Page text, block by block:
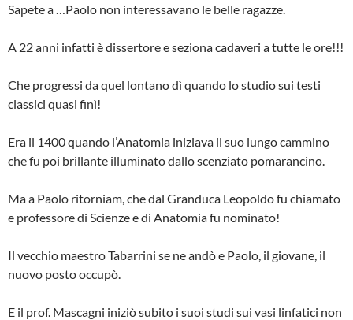
Sapete a …Paolo non interessavano le belle ragazze.
A 22 anni infatti è dissertore e seziona cada­veri a tutte le ore!!!
Che progressi da quel lontano dì quando lo stu­dio sui testi
classici quasi finì!
Era il 1400 quando l’Anatomia iniziava il suo lungo cammino
che fu poi brillante illuminato dallo scenziato pomarancino.
Ma a Paolo ritorniam, che dal Granduca Leo­poldo fu chiamato
e professore di Scienze e di Anatomia fu nominato!
Il vecchio maestro Tabarrini se ne andò e Pao­lo, il giovane, il
nuovo posto occupò.
E il prof. Mascagni iniziò subito i suoi studi sui vasi linfatici non